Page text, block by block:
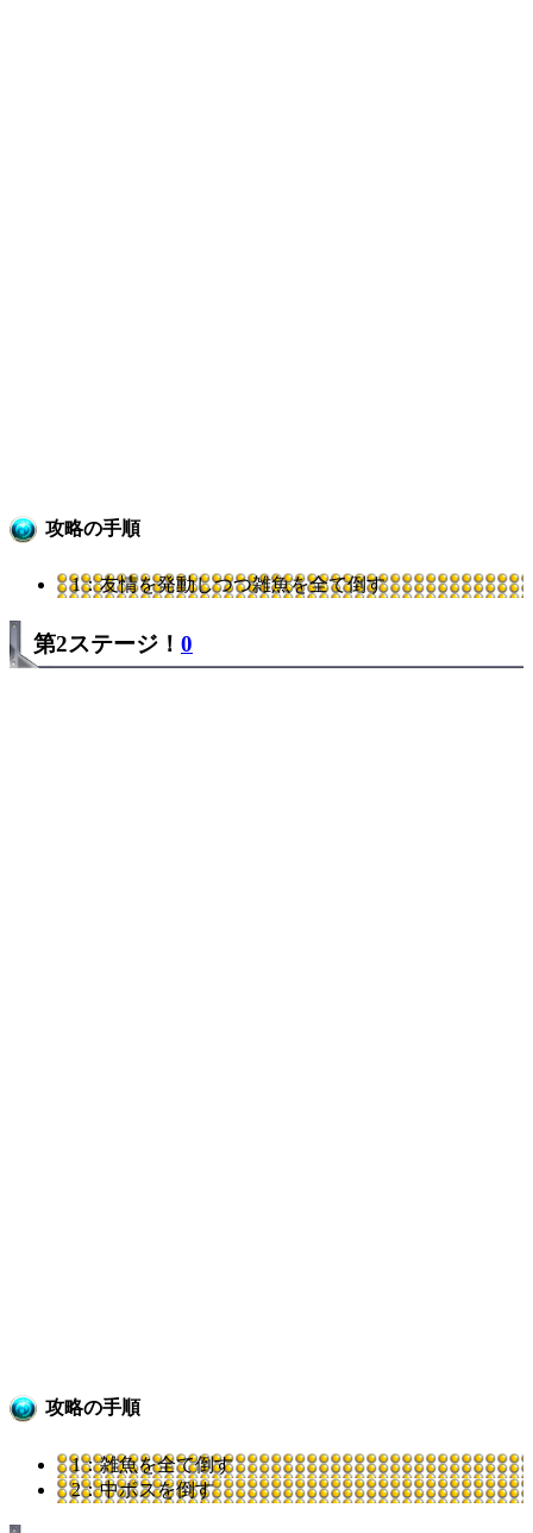
攻略の手順
1：友情を発動しつつ雑魚を全て倒す
第2ステージ！ 0
攻略の手順
1：雑魚を全て倒す
2：中ボスを倒す